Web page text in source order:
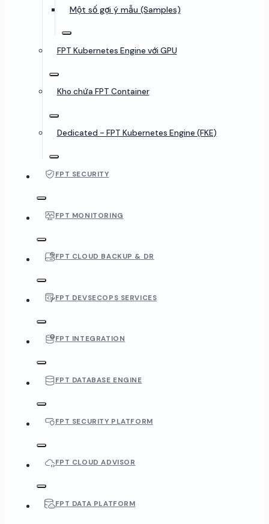
Một số gợi ý mẫu (Samples)
FPT Kubernetes Engine với GPU
Kho chứa FPT Container
Dedicated - FPT Kubernetes Engine (FKE)
FPT SECURITY
FPT MONITORING
FPT CLOUD BACKUP & DR
FPT DEVSECOPS SERVICES
FPT INTEGRATION
FPT DATABASE ENGINE
FPT SECURITY PLATFORM
FPT CLOUD ADVISOR
FPT DATA PLATFORM